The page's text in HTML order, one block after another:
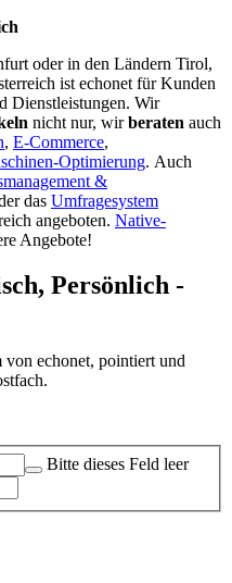
oder in den Ländern Tirol,
ist echonet für Kunden
Dienstleistungen. Wir
nicht nur, wirberaten auch
, E-Commerce,
Optimierung. Auch
&
das Umfragesystem
angeboten. Native-
Angebote!
Persönlich -
von echonet, pointiert und
Bitte dieses Feld leer